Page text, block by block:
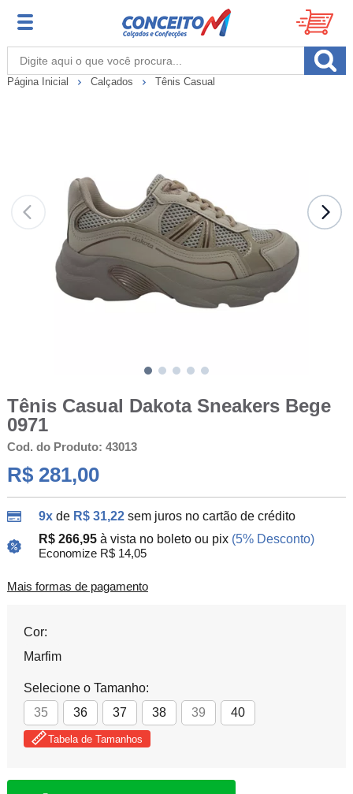
Página Inicial Calçados Tênis Casual
Tênis Casual Dakota Sneakers Bege
0971
Cod. do Produto: 43013
R$ 281,00
9xde R$ 31,22 sem juros no cartão de crédito
R$ 266,95 à vista no boleto ou pix (5% Desconto)
Economize R$ 14,05
Mais formas de pagamento
Cor:
Marfim
Selecione o Tamanho:
35
36 37 38 39 40
Tabela de Tamanhos